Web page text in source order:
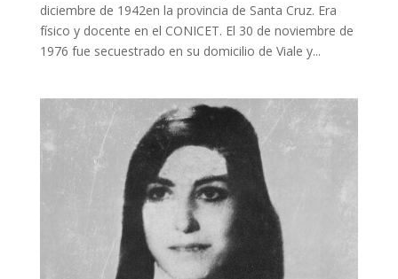
diciembre de 1942en la provincia de Santa Cruz. Era
físico y docente en el CONICET. El 30 de noviembre de
1976 fue secuestrado en su domicilio de Viale y...